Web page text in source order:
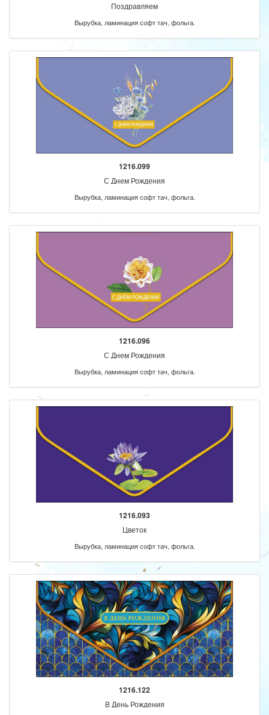
Поздравляем
Вырубка, ламинация софт тач, фольга.
1216.099
С Днем Рождения
Вырубка, ламинация софт тач, фольга.
1216.096
С Днем Рождения
Вырубка, ламинация софт тач, фольга.
1216.093
Цветок
Вырубка, ламинация софт тач, фольга.
1216.122
В День Рождения